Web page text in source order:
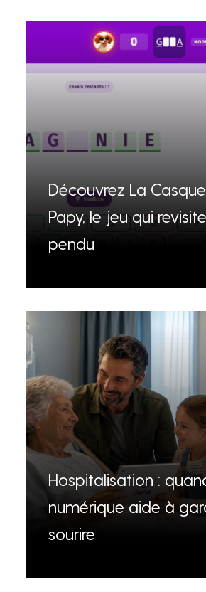
Découvrez La
Papy, le jeu qui
pendu
Hospitalisation :
numérique aide à
sourire